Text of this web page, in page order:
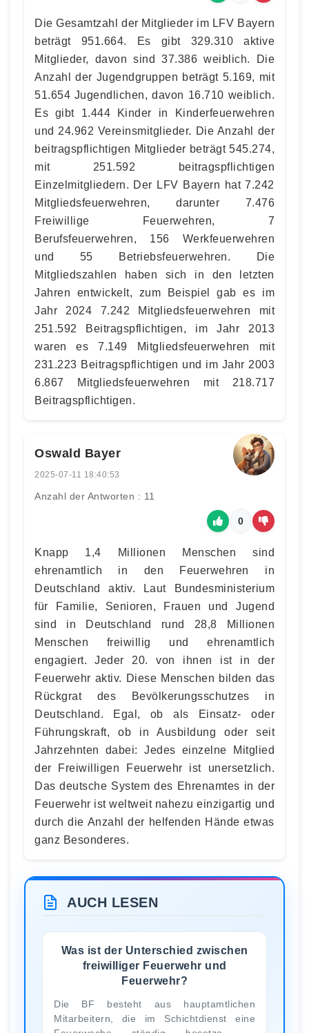
Die Gesamtzahl der Mitglieder im LFV Bayern
beträgt 951.664. Es gibt 329.310 aktive
Mitglieder, davon sind 37.386 weiblich. Die
Anzahl der Jugendgruppen beträgt 5.169, mit
51.654 Jugendlichen, davon 16.710 weiblich.
Es gibt 1.444 Kinder in Kinderfeuerwehren
und 24.962 Vereinsmitglieder. Die Anzahl der
beitragspflichtigen Mitglieder beträgt 545.274,
mit 251.592 beitragspflichtigen
Einzelmitgliedern. Der LFV Bayern hat 7.242
Mitgliedsfeuerwehren, darunter 7.476
Freiwillige Feuerwehren, 7
Berufsfeuerwehren, 156 Werkfeuerwehren
und 55 Betriebsfeuerwehren. Die
Mitgliedszahlen haben sich in den letzten
Jahren entwickelt, zum Beispiel gab es im
Jahr 2024 7.242 Mitgliedsfeuerwehren mit
251.592 Beitragspflichtigen, im Jahr 2013
waren es 7.149 Mitgliedsfeuerwehren mit
231.223 Beitragspflichtigen und im Jahr 2003
6.867 Mitgliedsfeuerwehren mit 218.717
Beitragspflichtigen.
Oswald Bayer
2025-07-11 18:40:53
Anzahl der Antworten : 11
0
Knapp 1,4 Millionen Menschen sind
ehrenamtlich in den Feuerwehren in
Deutschland aktiv. Laut Bundesministerium
für Familie, Senioren, Frauen und Jugend
sind in Deutschland rund 28,8 Millionen
Menschen freiwillig und ehrenamtlich
engagiert. Jeder 20. von ihnen ist in der
Feuerwehr aktiv. Diese Menschen bilden das
Rückgrat des Bevölkerungsschutzes in
Deutschland. Egal, ob als Einsatz- oder
Führungskraft, ob in Ausbildung oder seit
Jahrzehnten dabei: Jedes einzelne Mitglied
der Freiwilligen Feuerwehr ist unersetzlich.
Das deutsche System des Ehrenamtes in der
Feuerwehr ist weltweit nahezu einzigartig und
durch die Anzahl der helfenden Hände etwas
ganz Besonderes.
AUCH LESEN
Was ist der Unterschied zwischen
freiwilliger Feuerwehr und
Feuerwehr?
Die BF besteht aus hauptamtlichen
Mitarbeitern, die im Schichtdienst eine